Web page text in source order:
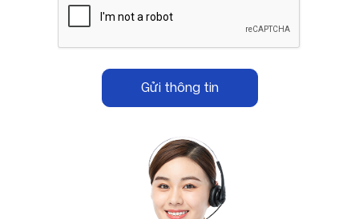
Gửi thông tin